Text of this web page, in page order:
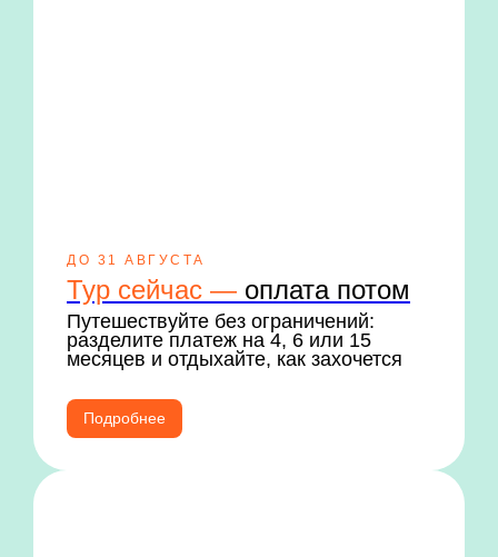
ДО 31 АВГУСТА
Тур сейчас — оплата потом
Путешествуйте без ограничений:
разделите платеж на 4, 6 или 15
месяцев и отдыхайте, как захочется
Подробнее